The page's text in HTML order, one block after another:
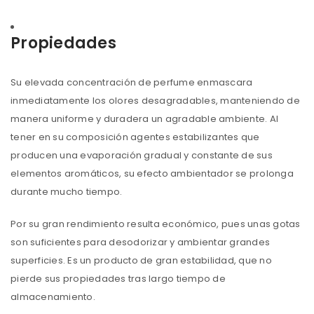
Propiedades
Su elevada concentración de perfume enmascara
inmediatamente los olores desagradables, manteniendo de
manera uniforme y duradera un agradable ambiente. Al
tener en su composición agentes estabilizantes que
producen una evaporación gradual y constante de sus
elementos aromáticos, su efecto ambientador se prolonga
durante mucho tiempo.
Por su gran rendimiento resulta económico, pues unas gotas
son suficientes para desodorizar y ambientar grandes
superficies. Es un producto de gran estabilidad, que no
pierde sus propiedades tras largo tiempo de
almacenamiento.